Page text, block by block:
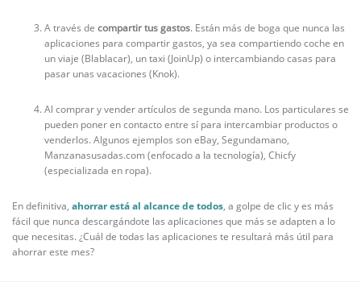
A través de compartir tus gastos. Están más de boga que nunca las
aplicaciones para compartir gastos, ya sea compartiendo coche en
un viaje (Blablacar), un taxi (JoinUp) o intercambiando casas para
pasar unas vacaciones (Knok).
Al comprar y vender artículos de segunda mano. Los particulares se
pueden poner en contacto entre sí para intercambiar productos o
venderlos. Algunos ejemplos son eBay, Segundamano,
Manzanasusadas.com (enfocado a la tecnología), Chicfy
(especializada en ropa).
En definitiva, ahorrar está al alcance de todos, a golpe de clic y es más
fácil que nunca descargándote las aplicaciones que más se adapten a lo
que necesitas. ¿Cuál de todas las aplicaciones te resultará más útil para
ahorrar este mes?